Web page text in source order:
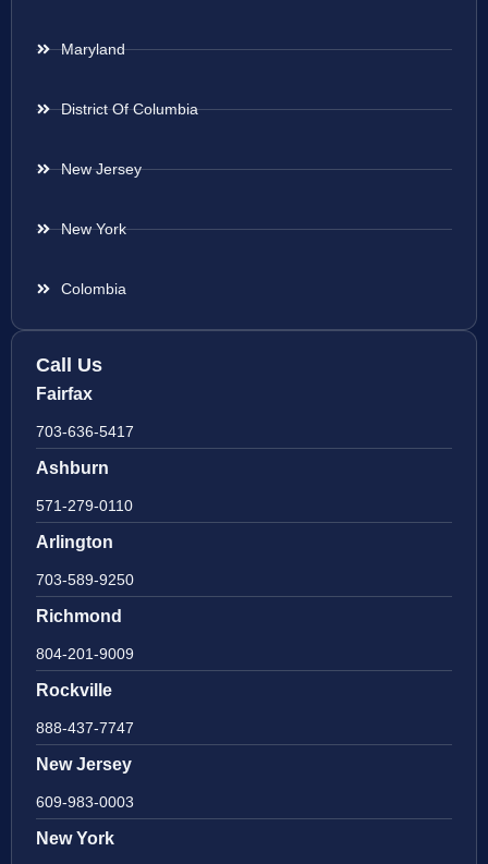
Maryland
District Of Columbia
New Jersey
New York
Colombia
Call Us
Fairfax
703-636-5417
Ashburn
571-279-0110
Arlington
703-589-9250
Richmond
804-201-9009
Rockville
888-437-7747
New Jersey
609-983-0003
New York